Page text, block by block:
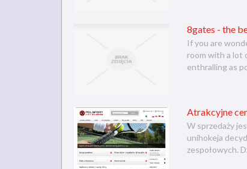
8gates - the
If you are
room with a lot
enthralling as
Atrakcyjne
W sprzedaży
unihokeja
zespołowych.